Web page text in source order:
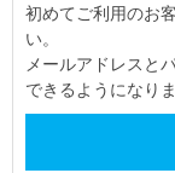
初めてご利用のお
い。
メールアドレスと
できるようになりま